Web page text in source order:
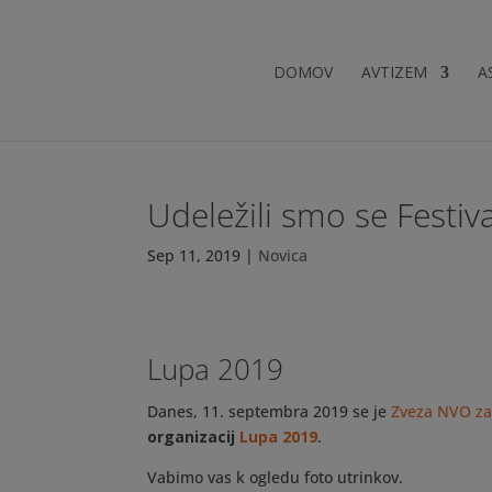
DOMOV AVTIZEM
Udeležili smo se
Sep 11, 2019 | Novica
Lupa 2019
Danes, 11. septembra 2019 se jeZveza NVO
organizacij Lupa 2019.
Vabimo vas k ogledu foto utrinkov.